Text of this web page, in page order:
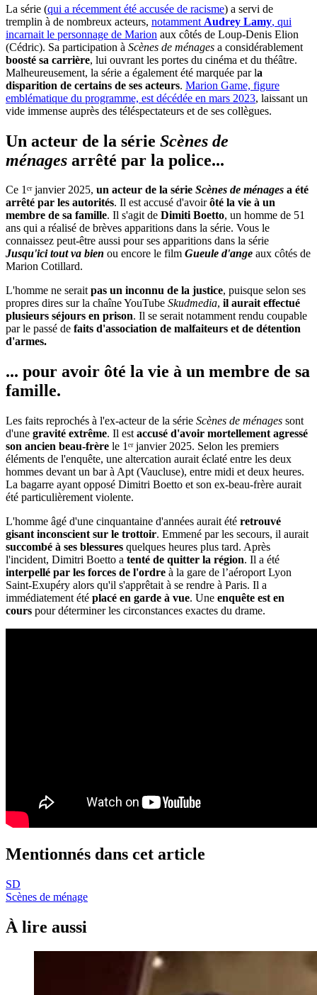
La série (qui a récemment été accusée de racisme) a servi de
tremplin à de nombreux acteurs, notamment Audrey Lamy, qui
incarnait le personnage de Marion aux côtés de Loup-Denis Elion
(Cédric). Sa participation à Scènes de ménages a considérablement
boosté sa carrière, lui ouvrant les portes du cinéma et du théâtre.
Malheureusement, la série a également été marquée par la
disparition de certains de ses acteurs. Marion Game, figure
emblématique du programme, est décédée en mars 2023, laissant un
vide immense auprès des téléspectateurs et de ses collègues.
Un acteur de la série Scènes de
ménages arrêté par la police...
Ce 1ᵉʳ janvier 2025, un acteur de la série Scènes de ménages a été
arrêté par les autorités. Il est accusé d'avoirôté la vie à un
membre de sa famille. Il s'agit de Dimiti Boetto, un homme de 51
ans qui a réalisé de brèves apparitions dans la série. Vous le
connaissez peut-être aussi pour ses apparitions dans la série
Jusqu'ici tout va bien ou encore le film Gueule d'ange aux côtés de
Marion Cotillard.
L'homme ne seraitpas un inconnu de la justice, puisque selon ses
propres dires sur la chaîne YouTube Skudmedia, il aurait effectué
plusieurs séjours en prison. Il se serait notamment rendu coupable
par le passé de faits d'association de malfaiteurs et de détention
d'armes.
... pour avoir ôté la vie à un membre de sa
famille.
Les faits reprochés à l'ex-acteur de la série Scènes de ménages sont
d'une gravité extrême. Il est accusé d'avoir mortellement agressé
son ancien beau-frère le 1ᵉʳ janvier 2025. Selon les premiers
éléments de l'enquête, une altercation aurait éclaté entre les deux
hommes devant un bar à Apt (Vaucluse), entre midi et deux heures.
La bagarre ayant opposé Dimitri Boetto et son ex-beau-frère aurait
été particulièrement violente.
L'homme âgé d'une cinquantaine d'années aurait été retrouvé
gisant inconscient sur le trottoir. Emmené par les secours, il aurait
succombé à ses blessures quelques heures plus tard. Après
l'incident, Dimitri Boetto a tenté de quitter la région. Il a été
interpellé par les forces de l'ordre à la gare de l’aéroport Lyon
Saint-Exupéry alors qu'il s'apprêtait à se rendre à Paris. Il a
immédiatement été placé en garde à vue. Une enquête est en
cours pour déterminer les circonstances exactes du drame.
Mentionnés dans cet article
SD
Scènes de ménage
À lire aussi